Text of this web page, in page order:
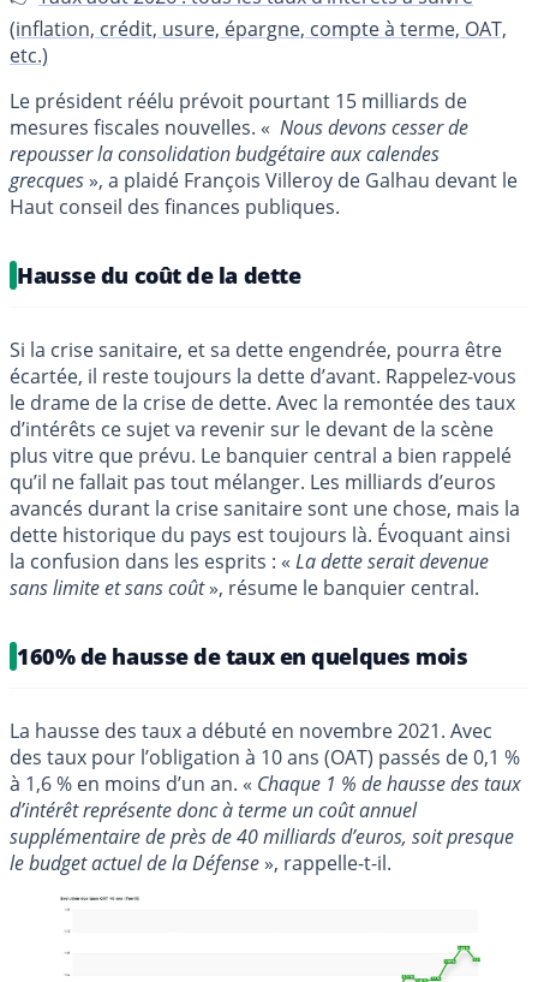
(inflation, crédit, usure, épargne, compte à terme, OAT,
etc.)
Le président réélu prévoit pourtant 15 milliards de
mesures fiscales nouvelles. « Nous devons cesser de
repousser la consolidation budgétaire aux calendes
grecques», a plaidé François Villeroy de Galhau devant le
Haut conseil des finances publiques.
Hausse du coût de la dette
Si la crise sanitaire, et sa dette engendrée, pourra être
écartée, il reste toujours la dette d’avant. Rappelez-vous
le drame de la crise de dette. Avec la remontée des taux
d’intérêts ce sujet va revenir sur le devant de la scène
plus vitre que prévu. Le banquier central a bien rappelé
qu’il ne fallait pas tout mélanger. Les milliards d’euros
avancés durant la crise sanitaire sont une chose, mais la
dette historique du pays est toujours là. Évoquant ainsi
la confusion dans les esprits : « La dette serait devenue
sans limite et sans coût», résume le banquier central.
160% de hausse de taux en quelques mois
La hausse des taux a débuté en novembre 2021. Avec
des taux pour l’obligation à 10 ans (OAT) passés de 0,1 %
à 1,6 % en moins d’un an. « Chaque 1 % de hausse des taux
d’intérêt représente donc à terme un coût annuel
supplémentaire de près de 40 milliards d’euros, soit presque
le budget actuel de la Défense», rappelle-t-il.